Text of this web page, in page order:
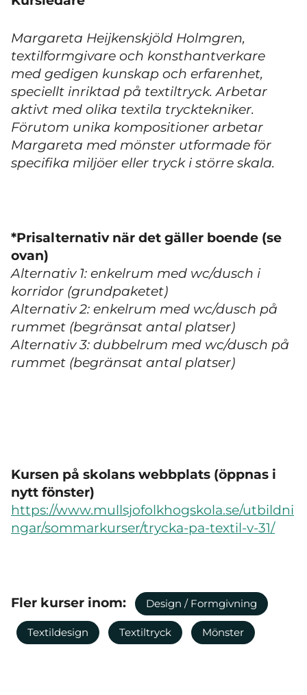
Margareta Heijkenskjöld Holmgren,
textilformgivare och konsthantverkare
med gedigen kunskap och erfarenhet,
speciellt inriktad på textiltryck. Arbetar
aktivt med olika textila trycktekniker.
Förutom unika kompositioner arbetar
Margareta med mönster utformade för
specifika miljöer eller tryck i större skala.
*Prisalternativ när det gäller boende (se
ovan)
Alternativ 1: enkelrum med wc/dusch i
korridor (grundpaketet)
Alternativ 2: enkelrum med wc/dusch på
rummet (begränsat antal platser)
Alternativ 3: dubbelrum med wc/dusch på
rummet (begränsat antal platser)
Kursen på skolans webbplats (öppnas i
nytt fönster)
https://www.mullsjofolkhogskola.se/utbildni
ngar/sommarkurser/trycka-pa-textil-v-31/
Fler kurser inom: Design / Formgivning
Textildesign Textiltryck Mönster